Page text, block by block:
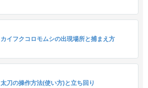
カイフクコロモムシの出現場所と捕まえ方
太刀の操作方法(使い方)と立ち回り